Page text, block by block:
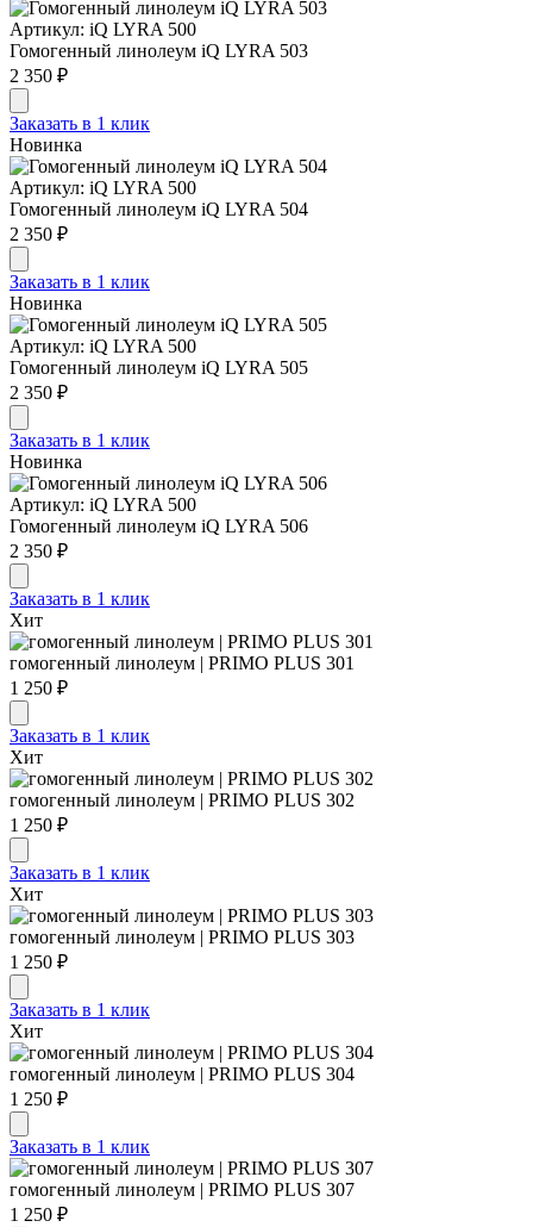
Артикул: iQ LYRA 500
Гомогенный линолеум iQ LYRA 503
2 350 ₽
Заказать в 1 клик
Новинка
Артикул: iQ LYRA 500
Гомогенный линолеум iQ LYRA 504
2 350 ₽
Заказать в 1 клик
Новинка
Артикул: iQ LYRA 500
Гомогенный линолеум iQ LYRA 505
2 350 ₽
Заказать в 1 клик
Новинка
Артикул: iQ LYRA 500
Гомогенный линолеум iQ LYRA 506
2 350 ₽
Заказать в 1 клик
Хит
гомогенный линолеум | PRIMO PLUS 301
1 250 ₽
Заказать в 1 клик
Хит
гомогенный линолеум | PRIMO PLUS 302
1 250 ₽
Заказать в 1 клик
Хит
гомогенный линолеум | PRIMO PLUS 303
1 250 ₽
Заказать в 1 клик
Хит
гомогенный линолеум | PRIMO PLUS 304
1 250 ₽
Заказать в 1 клик
гомогенный линолеум | PRIMO PLUS 307
1 250 ₽